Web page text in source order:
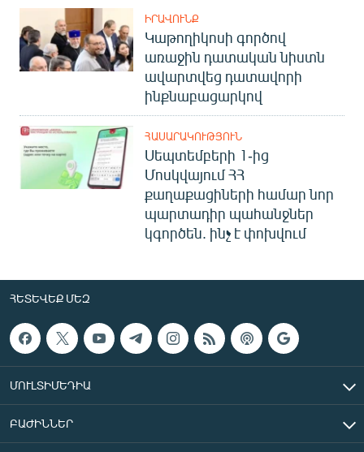
ԻՐԱՎՈՒՆՔ
Կաթողիկոսի գործով
առաջին դատական նիստն
ավարտվեց դատավորի
ինքնաբացարկով
ՀԱՍԱՐԱԿՈՒԹՅՈՒՆ
Սեպտեմբերի 1-ից
Մոսկվայում ՀՀ
քաղաքացիների համար նոր
պարտադիր պահանջներ
կգործեն. ինչ է փոխվում
ՀԵՏԵՎԵՔ ՄԵԶ
ՄՈՒԼՏԻՄԵԴԻԱ
ԲԱԺԻՆՆԵՐ